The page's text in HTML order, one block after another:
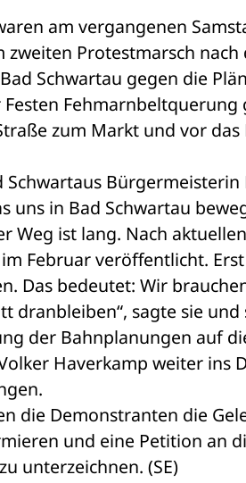
am vergangenen
Protestmarsch nach
Schwartau gegen die
Fehmarnbeltquerung
zum Markt und vor das
Bürgermeisterin
uns in Bad Schwartau
Weg ist lang. Nach
Februar veröffentlicht.
Das bedeutet: Wir
dranbleiben“, sagte sie und
der Bahnplanungen auf
Haverkamp weiter ins
die Demonstranten die
und eine Petition an
unterzeichnen. (SE)